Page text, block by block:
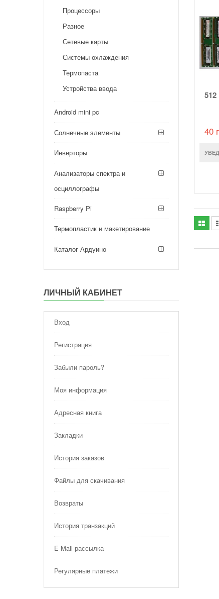
Процессоры
Разное
Сетевые карты
Системы охлаждения
Термопаста
Устройства ввода
Android mini pc
Солнечные элементы
Инверторы
Анализаторы спектра и
осциллографы
Raspberry Pi
Термопластик и макетирование
Каталог Ардуино
ЛИЧНЫЙ КАБИНЕТ
Вход
Регистрация
Забыли пароль?
Моя информация
Адресная книга
Закладки
История заказов
Файлы для скачивания
Возвраты
История транзакций
E-Mail рассылка
Регулярные платежи
512
40